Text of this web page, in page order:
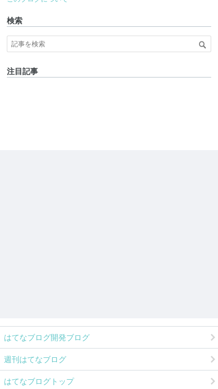
検索
注目記事
はてなブログ開発ブログ
週刊はてなブログ
はてなブログトップ